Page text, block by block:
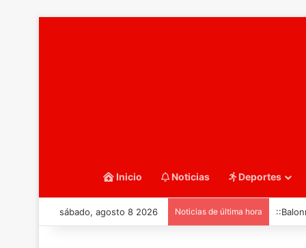
Inicio Noticias Deportes
sábado, agosto 8 2026 Noticias de última hora